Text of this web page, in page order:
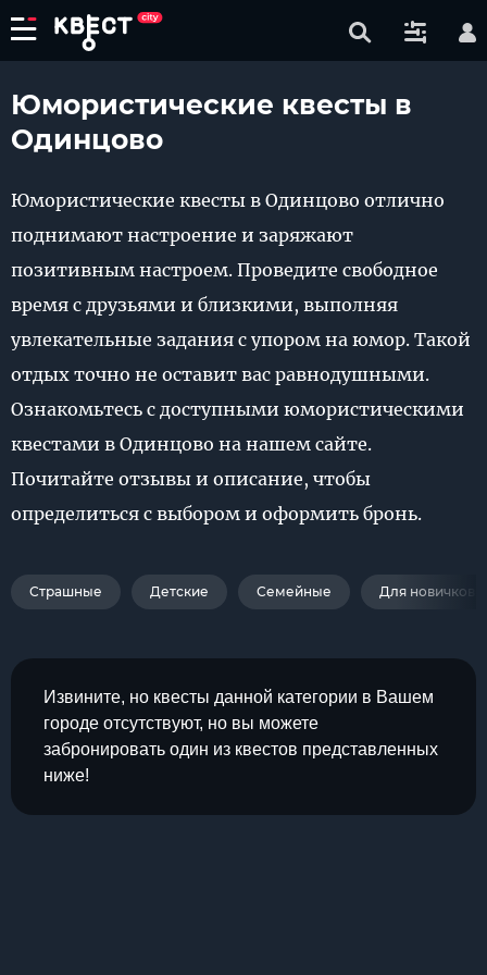
Юмористические квесты в
Одинцово
Юмористические квесты в Одинцово отлично
поднимают настроение и заряжают
позитивным настроем. Проведите свободное
время с друзьями и близкими, выполняя
увлекательные задания с упором на юмор. Такой
отдых точно не оставит вас равнодушными.
Ознакомьтесь с доступными юмористическими
квестами в Одинцово на нашем сайте.
Почитайте отзывы и описание, чтобы
определиться с выбором и оформить бронь.
Страшные Детские Семейные Для новичков
Извините, но квесты данной категории в Вашем
городе отсутствуют, но вы можете
забронировать один из квестов представленных
ниже!